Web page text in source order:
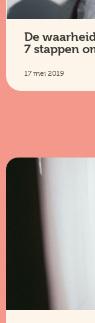
De
7 stappen
17 mei 2019